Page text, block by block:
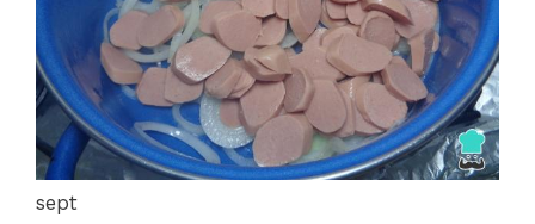
sept